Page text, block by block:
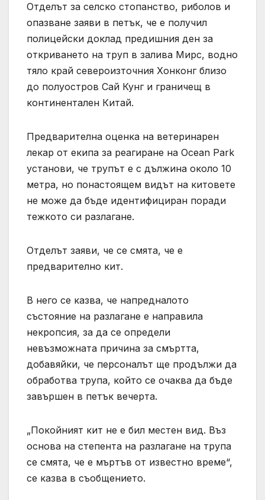
Отделът за селско стопанство, риболов и
опазване заяви в петък, че е получил
полицейски доклад предишния ден за
откриването на труп в залива Мирс, водно
тяло край североизточния Хонконг близо
до полуостров Сай Кунг и граничещ в
континентален Китай.
Предварителна оценка на ветеринарен
лекар от екипа за реагиране на Ocean Park
установи, че трупът е с дължина около 10
метра, но понастоящем видът на китовете
не може да бъде идентифициран поради
тежкото си разлагане.
Отделът заяви, че се смята, че е
предварително кит.
В него се казва, че напредналото
състояние на разлагане е направила
некропсия, за да се определи
невъзможната причина за смъртта,
добавяйки, че персоналът ще продължи да
обработва трупа, който се очаква да бъде
завършен в петък вечерта.
„Покойният кит не е бил местен вид. Въз
основа на степента на разлагане на трупа
се смята, че е мъртъв от известно време“,
се казва в съобщението.